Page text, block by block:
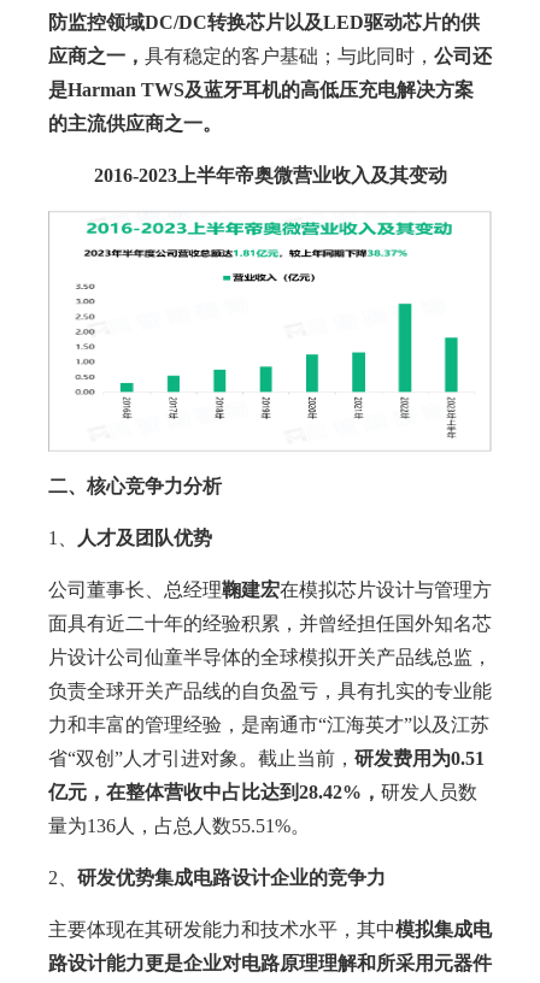
防监控领域DC/DC转换芯片以及LED驱动芯片的供
应商之一， 具有稳定的客户基础；与此同时， 公司还
是Harman TWS及蓝牙耳机的高低压充电解决方案
的主流供应商之一。
2016-2023上半年帝奥微营业收入及其变动
二、核心竞争力分析
1、 人才及团队优势
公司董事长、总经理鞠建宏在模拟芯片设计与管理方
面具有近二十年的经验积累，并曾经担任国外知名芯
片设计公司仙童半导体的全球模拟开关产品线总监，
负责全球开关产品线的自负盈亏，具有扎实的专业能
力和丰富的管理经验，是南通市“江海英才”以及江苏
省“双创”人才引进对象。截止当前， 研发费用为0.51
亿元，在整体营收中占比达到28.42%， 研发人员数
量为136人，占总人数55.51%。
2、 研发优势集成电路设计企业的竞争力
主要体现在其研发能力和技术水平，其中模拟集成电
路设计能力更是企业对电路原理理解和所采用元器件